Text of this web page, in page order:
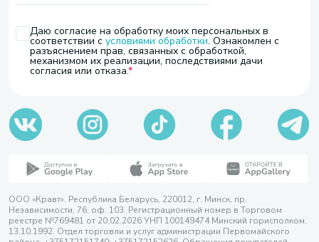
Даю согласие на обработку моих персональных в
соответствии с условиями обработки. Ознакомлен с
разъяснением прав, связанных с обработкой,
механизмом их реализации, последствиями дачи
согласия или отказа.
ООО «Кравт». Республика Беларусь, 220012, г. Минск, пр.
Независимости, 76, оф. 103. Регистрационный номер в Торговом
реестре №769481 от 20.02.2026 УНП 100149474 Минский горисполком,
13.10.1992. Отдел торговли и услуг администрации Первомайского